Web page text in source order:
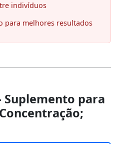
indivíduos
para melhores resultados
Suplemento para